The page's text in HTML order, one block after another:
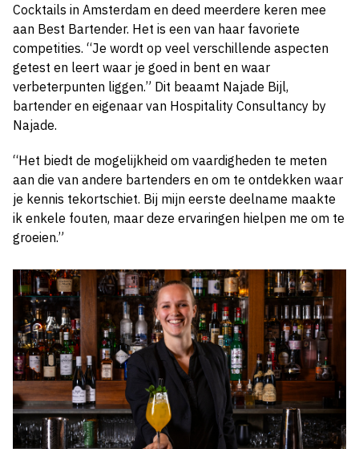
Cocktails in Amsterdam en deed meerdere keren mee
aan Best Bartender. Het is een van haar favoriete
competities. “Je wordt op veel verschillende aspecten
getest en leert waar je goed in bent en waar
verbeterpunten liggen.” Dit beaamt Najade Bijl,
bartender en eigenaar van Hospitality Consultancy by
Najade.
“Het biedt de mogelijkheid om vaardigheden te meten
aan die van andere bartenders en om te ontdekken waar
je kennis tekortschiet. Bij mijn eerste deelname maakte
ik enkele fouten, maar deze ervaringen hielpen me om te
groeien.”